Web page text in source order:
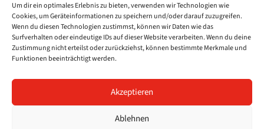
Um dir ein optimales Erlebnis zu bieten, verwenden wir Technologien wie
Cookies, um Geräteinformationen zu speichern und/oder darauf zuzugreifen.
Wenn du diesen Technologien zustimmst, können wir Daten wie das
Surfverhalten oder eindeutige IDs auf dieser Website verarbeiten. Wenn du deine
Zustimmung nicht erteilst oder zurückziehst, können bestimmte Merkmale und
Funktionen beeinträchtigt werden.
Akzeptieren
Ablehnen
Dat Lichthuus
Home
Impressum
© 2026 | Dat Lichthuus - Hospiz in Schaumburg gGmbH | Alle